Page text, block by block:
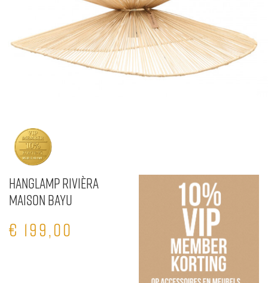
Hanglamp Rivièra
Maison Bayu
€ 199,00